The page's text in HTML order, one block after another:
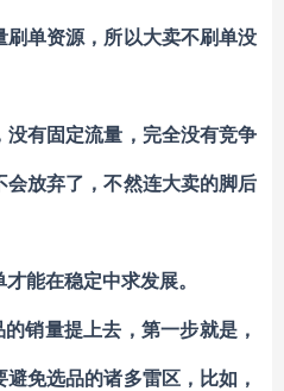
刷单资源，所以大卖不刷单没
有固定流量，完全没有竞争
会放弃了，不然连大卖的脚后
能在稳定中求发展。
销量提上去，第一步就是，
免选品的诸多雷区，比如，